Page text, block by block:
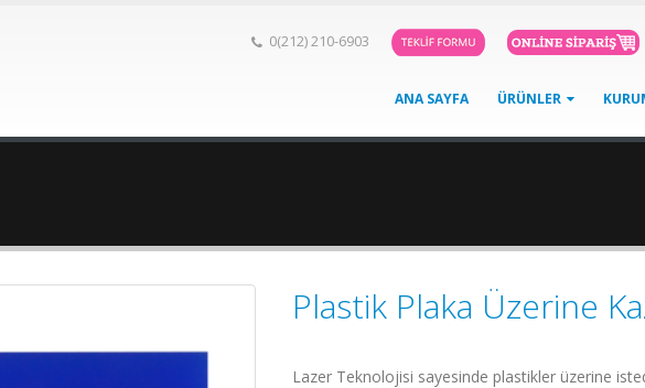
0(212) 210-6903
ANA SAYFA ÜRÜNLER
Plastik Plaka Üzerine
Lazer Teknolojisi sayesinde plastikler üzerine